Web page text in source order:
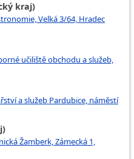
kraj)
Velká 3/64, Hradec
učiliště obchodu a služeb,
a služeb Pardubice, náměstí
Žamberk, Zámecká 1,